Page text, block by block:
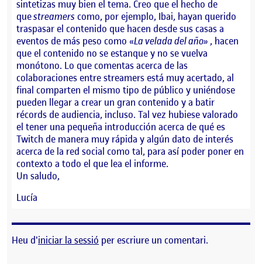
sintetizas muy bien el tema. Creo que el hecho de
questreamers como, por ejemplo, Ibai, hayan querido
traspasar el contenido que hacen desde sus casas a
eventos de más peso como «La velada del año» , hacen
que el contenido no se estanque y no se vuelva
monótono. Lo que comentas acerca de las
colaboraciones entre streamers está muy acertado, al
final comparten el mismo tipo de público y uniéndose
pueden llegar a crear un gran contenido y a batir
récords de audiencia, incluso. Tal vez hubiese valorado
el tener una pequeña introducción acerca de qué es
Twitch de manera muy rápida y algún dato de interés
acerca de la red social como tal, para así poder poner en
contexto a todo el que lea el informe.
Un saludo,
Lucía
Heu d'iniciar la sessió per escriure un comentari.